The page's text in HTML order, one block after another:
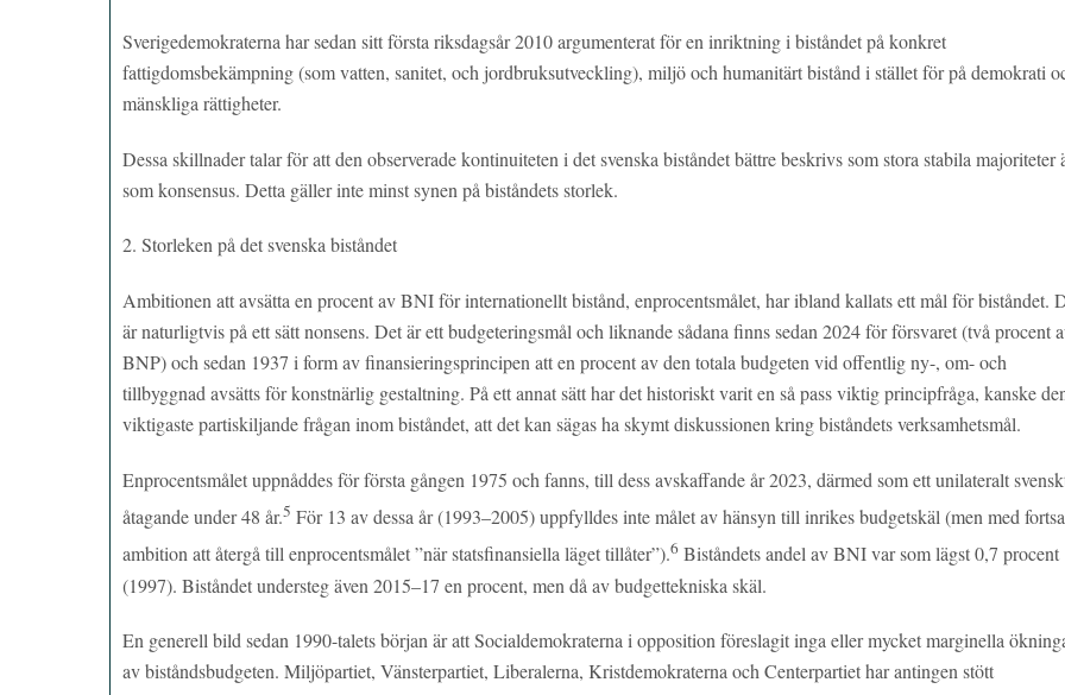
Sverigedemokraterna har sedan sitt första riksdagsår 2010 argumenterat för en inriktning i biståndet på konkret
fattigdomsbekämpning (som vatten, sanitet, och jordbruksutveckling), miljö och humanitärt bistånd i stället för på demokrati
mänskliga rättigheter.
Dessa skillnader talar för att den observerade kontinuiteten i det svenska biståndet bättre beskrivs som stora stabila majoriteter
som konsensus. Detta gäller inte minst synen på biståndets storlek.
2. Storleken på det svenska biståndet
Ambitionen att avsätta en procent av BNI för internationellt bistånd, enprocentsmålet, har ibland kallats ett mål för biståndet.
är naturligtvis på ett sätt nonsens. Det är ett budgeteringsmål och liknande sådana finns sedan 2024 för försvaret (två procent
BNP) och sedan 1937 i form av finansieringsprincipen att en procent av den totala budgeten vid offentlig ny-, om- och
tillbyggnad avsätts för konstnärlig gestaltning. På ett annat sätt har det historiskt varit en så pass viktig principfråga, kanske
viktigaste partiskiljande frågan inom biståndet, att det kan sägas ha skymt diskussionen kring biståndets verksamhetsmål.
Enprocentsmålet uppnåddes för första gången 1975 och fanns, till dess avskaffande år 2023, därmed som ett unilateralt
åtagande under 48 år.5 För 13 av dessa år (1993–2005) uppfylldes inte målet av hänsyn till inrikes budgetskäl (men med
ambition att återgå till enprocentsmålet ”när statsfinansiella läget tillåter”).6 Biståndets andel av BNI var som lägst 0,7 procent
(1997). Biståndet understeg även 2015–17 en procent, men då av budgettekniska skäl.
En generell bild sedan 1990-talets början är att Socialdemokraterna i opposition föreslagit inga eller mycket marginella
av biståndsbudgeten. Miljöpartiet, Vänsterpartiet, Liberalerna, Kristdemokraterna och Centerpartiet har antingen stött